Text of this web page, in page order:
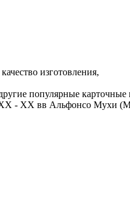
изготовления,
популярные карточные
- XX вв Альфонсо Мухи